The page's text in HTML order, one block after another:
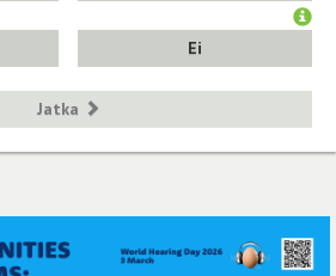
Ei
Jatka